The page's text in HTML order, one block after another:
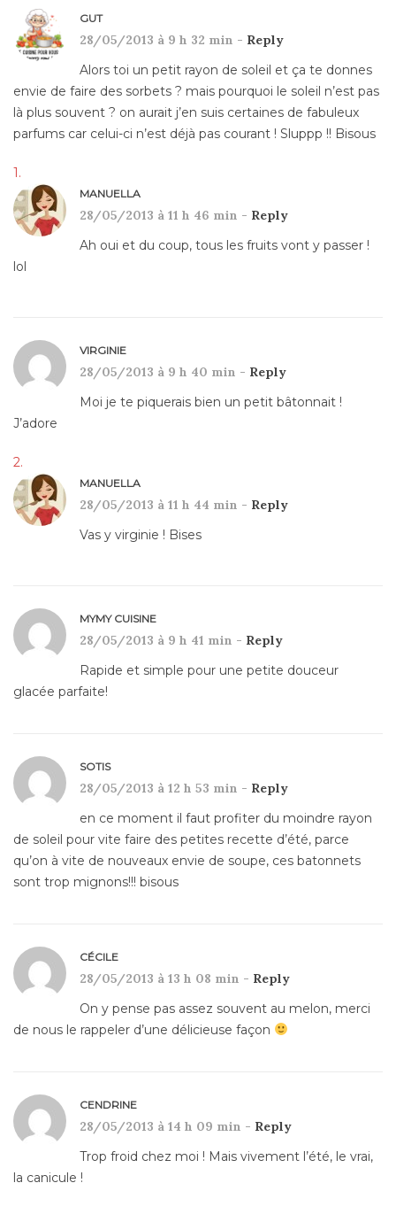
GUT
28/05/2013 à 9 h 32 min - Reply
Alors toi un petit rayon de soleil et ça te donnes
envie de faire des sorbets ? mais pourquoi le soleil n’est pas
là plus souvent ? on aurait j’en suis certaines de fabuleux
parfums car celui-ci n’est déjà pas courant ! Sluppp !! Bisous
MANUELLA
28/05/2013 à 11 h 46 min - Reply
Ah oui et du coup, tous les fruits vont y passer !
lol
VIRGINIE
28/05/2013 à 9 h 40 min - Reply
Moi je te piquerais bien un petit bâtonnait !
J’adore
MANUELLA
28/05/2013 à 11 h 44 min - Reply
Vas y virginie ! Bises
MYMY CUISINE
28/05/2013 à 9 h 41 min - Reply
Rapide et simple pour une petite douceur
glacée parfaite!
SOTIS
28/05/2013 à 12 h 53 min - Reply
en ce moment il faut profiter du moindre rayon
de soleil pour vite faire des petites recette d’été, parce
qu’on à vite de nouveaux envie de soupe, ces batonnets
sont trop mignons!!! bisous
CÉCILE
28/05/2013 à 13 h 08 min - Reply
On y pense pas assez souvent au melon, merci
de nous le rappeler d’une délicieuse façon
CENDRINE
28/05/2013 à 14 h 09 min - Reply
Trop froid chez moi ! Mais vivement l’été, le vrai,
la canicule !